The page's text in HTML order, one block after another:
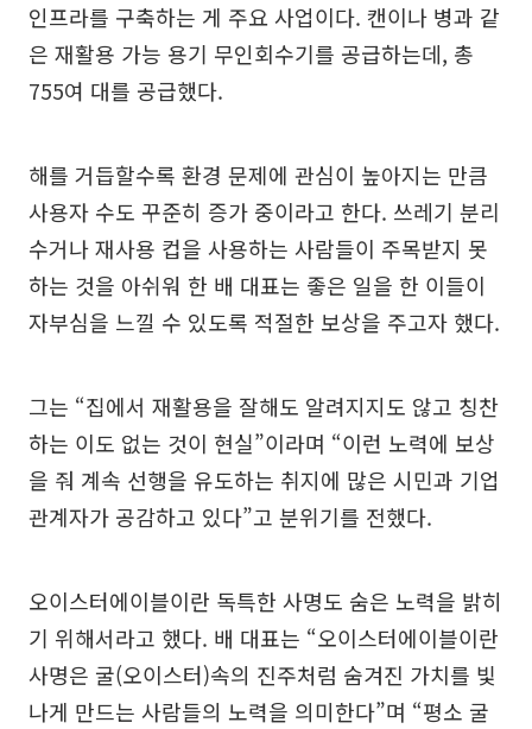
인프라를 구축하는 게 주요 사업이다. 캔이나 병과 같
은 재활용 가능 용기 무인회수기를 공급하는데, 총
755여 대를 공급했다.
해를 거듭할수록 환경 문제에 관심이 높아지는 만큼
사용자 수도 꾸준히 증가 중이라고 한다. 쓰레기 분리
수거나 재사용 컵을 사용하는 사람들이 주목받지 못
하는 것을 아쉬워 한 배 대표는 좋은 일을 한 이들이
자부심을 느낄 수 있도록 적절한 보상을 주고자 했다.
그는 “집에서 재활용을 잘해도 알려지지도 않고 칭찬
하는 이도 없는 것이 현실”이라며 “이런 노력에 보상
을 줘 계속 선행을 유도하는 취지에 많은 시민과 기업
관계자가 공감하고 있다”고 분위기를 전했다.
오이스터에이블이란 독특한 사명도 숨은 노력을 밝히
기 위해서라고 했다. 배 대표는 “오이스터에이블이란
사명은 굴(오이스터)속의 진주처럼 숨겨진 가치를 빛
나게 만드는 사람들의 노력을 의미한다”며 “평소 굴